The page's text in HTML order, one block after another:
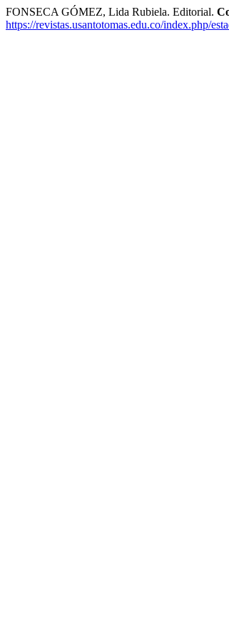
FONSECA GÓMEZ, Lida Rubiela. Editorial.
https://revistas.usantotomas.edu.co/index.php/